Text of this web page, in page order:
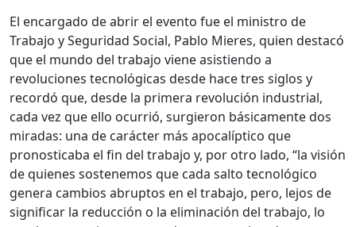
El encargado de abrir el evento fue el ministro de
Trabajo y Seguridad Social, Pablo Mieres, quien destacó
que el mundo del trabajo viene asistiendo a
revoluciones tecnológicas desde hace tres siglos y
recordó que, desde la primera revolución industrial,
cada vez que ello ocurrió, surgieron básicamente dos
miradas: una de carácter más apocalíptico que
pronosticaba el fin del trabajo y, por otro lado, “la visión
de quienes sostenemos que cada salto tecnológico
genera cambios abruptos en el trabajo, pero, lejos de
significar la reducción o la eliminación del trabajo, lo